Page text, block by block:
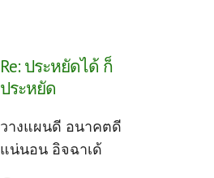
Re: ประหยัดได้ ก็
ประหยัด
วางแผนดี อนาคตดี
แน่นอน อิจฉาเด้